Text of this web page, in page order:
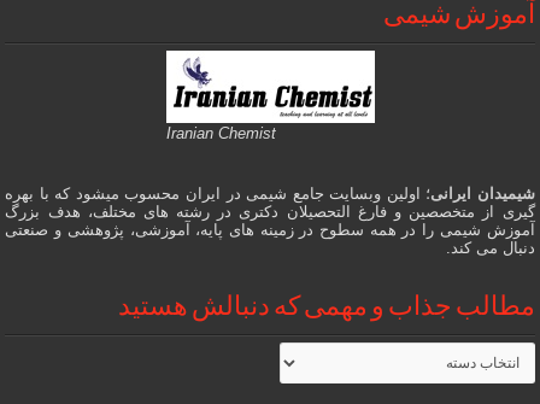
آموزش شیمی
Iranian Chemist
شیمیدان ایرانی؛ اولین وبسایت جامع شیمی در ایران محسوب میشود که با بهره
گیری از متخصصین و فارغ التحصیلان دکتری در رشته های مختلف، هدف بزرگ
آموزش شیمی را در همه سطوح در زمینه های پایه، آموزشی، پژوهشی و صنعتی
دنبال می کند.
مطالب جذاب و مهمی که دنبالش هستید
مطالب
جذاب
و